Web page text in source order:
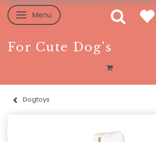
Toggle navigation
Menu
For Cute Dog's
Dogtoys